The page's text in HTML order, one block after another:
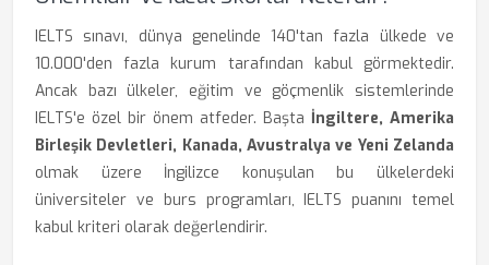
IELTS sınavı, dünya genelinde 140'tan fazla ülkede ve
10.000'den fazla kurum tarafından kabul görmektedir.
Ancak bazı ülkeler, eğitim ve göçmenlik sistemlerinde
IELTS'e özel bir önem atfeder. Başta İngiltere, Amerika
Birleşik Devletleri, Kanada, Avustralya ve Yeni Zelanda
olmak üzere İngilizce konuşulan bu ülkelerdeki
üniversiteler ve burs programları, IELTS puanını temel
kabul kriteri olarak değerlendirir.